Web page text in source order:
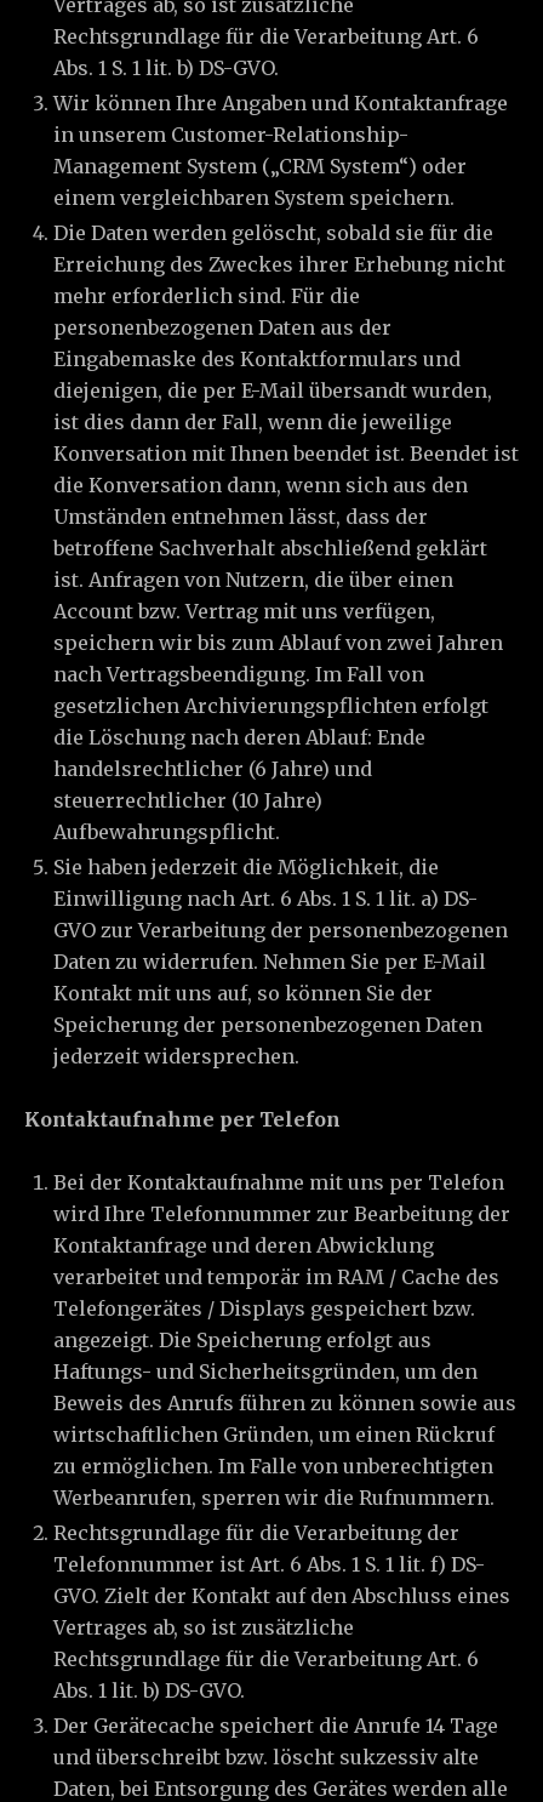
Rechtsgrundlage für die Verarbeitung Art. 6
Abs. 1 S. 1 lit. b) DS-GVO.
Wir können Ihre Angaben und Kontaktanfrage
in unserem Customer-Relationship-
Management System („CRM System“) oder
einem vergleichbaren System speichern.
Die Daten werden gelöscht, sobald sie für die
Erreichung des Zweckes ihrer Erhebung nicht
mehr erforderlich sind. Für die
personenbezogenen Daten aus der
Eingabemaske des Kontaktformulars und
diejenigen, die per E-Mail übersandt wurden,
ist dies dann der Fall, wenn die jeweilige
Konversation mit Ihnen beendet ist. Beendet ist
die Konversation dann, wenn sich aus den
Umständen entnehmen lässt, dass der
betroffene Sachverhalt abschließend geklärt
ist. Anfragen von Nutzern, die über einen
Account bzw. Vertrag mit uns verfügen,
speichern wir bis zum Ablauf von zwei Jahren
nach Vertragsbeendigung. Im Fall von
gesetzlichen Archivierungspflichten erfolgt
die Löschung nach deren Ablauf: Ende
handelsrechtlicher (6 Jahre) und
steuerrechtlicher (10 Jahre)
Aufbewahrungspflicht.
Sie haben jederzeit die Möglichkeit, die
Einwilligung nach Art. 6 Abs. 1 S. 1 lit. a) DS-
GVO zur Verarbeitung der personenbezogenen
Daten zu widerrufen. Nehmen Sie per E-Mail
Kontakt mit uns auf, so können Sie der
Speicherung der personenbezogenen Daten
jederzeit widersprechen.
Kontaktaufnahme per Telefon
Bei der Kontaktaufnahme mit uns per Telefon
wird Ihre Telefonnummer zur Bearbeitung der
Kontaktanfrage und deren Abwicklung
verarbeitet und temporär im RAM / Cache des
Telefongerätes / Displays gespeichert bzw.
angezeigt. Die Speicherung erfolgt aus
Haftungs- und Sicherheitsgründen, um den
Beweis des Anrufs führen zu können sowie aus
wirtschaftlichen Gründen, um einen Rückruf
zu ermöglichen. Im Falle von unberechtigten
Werbeanrufen, sperren wir die Rufnummern.
Rechtsgrundlage für die Verarbeitung der
Telefonnummer ist Art. 6 Abs. 1 S. 1 lit. f) DS-
GVO. Zielt der Kontakt auf den Abschluss eines
Vertrages ab, so ist zusätzliche
Rechtsgrundlage für die Verarbeitung Art. 6
Abs. 1 lit. b) DS-GVO.
Der Gerätecache speichert die Anrufe 14 Tage
und überschreibt bzw. löscht sukzessiv alte
Daten, bei Entsorgung des Gerätes werden alle